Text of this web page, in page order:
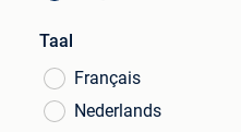
Taal
Français
Nederlands